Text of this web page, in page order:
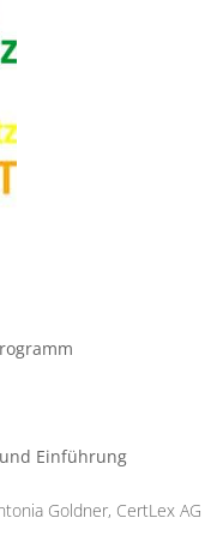
Einführung
Goldner, CertLex AG